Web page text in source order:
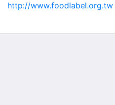
http://www.foodlabel.org.tw